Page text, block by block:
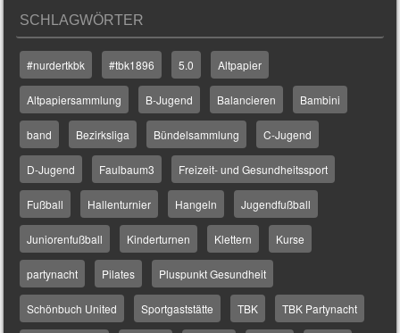
SCHLAGWÖRTER
#nurdertkbk #tbk1896 5.0 Altpapier
Altpapiersammlung B-Jugend Balancieren Bambini
band Bezirksliga Bündelsammlung C-Jugend
D-Jugend Faulbaum3 Freizeit- und Gesundheitssport
Fußball Hallenturnier Hangeln Jugendfußball
Juniorenfußball Kinderturnen Klettern Kurse
partynacht Pilates Pluspunkt Gesundheit
Schönbuch United Sportgaststätte TBK TBK Partynacht